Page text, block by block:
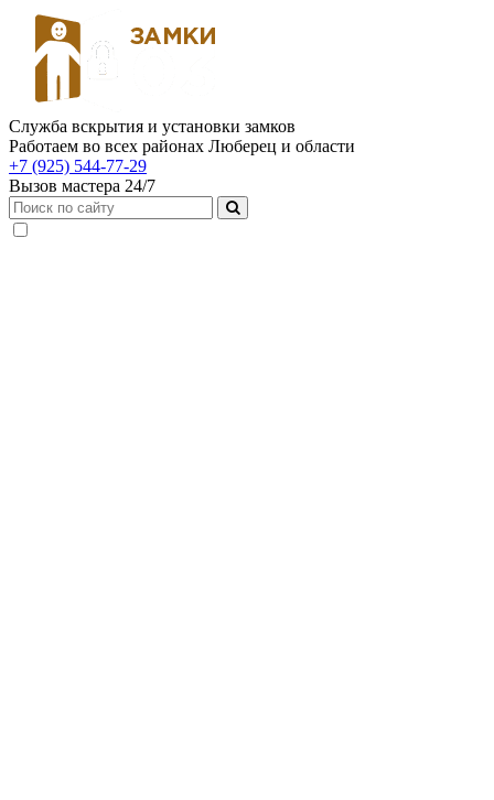
Служба вскрытия и установки замков
Работаем во всех районах Люберец и области
+7 (925) 544-77-29
Вызов мастера 24/7